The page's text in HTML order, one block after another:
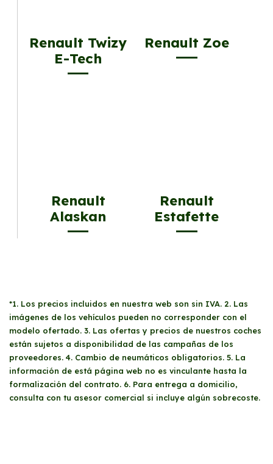
Renault Twizy
E-Tech
Renault Zoe
Renault
Alaskan
Renault
Estafette
*1. Los precios incluidos en nuestra web son sin IVA. 2. Las
imágenes de los vehículos pueden no corresponder con el
modelo ofertado. 3. Las ofertas y precios de nuestros coches
están sujetos a disponibilidad de las campañas de los
proveedores. 4. Cambio de neumáticos obligatorios. 5. La
información de está página web no es vinculante hasta la
formalización del contrato. 6. Para entrega a domicilio,
consulta con tu asesor comercial si incluye algún sobrecoste.